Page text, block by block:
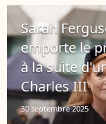
Sarah
emporte le
à la suite
Charles III
30 septembre 2025